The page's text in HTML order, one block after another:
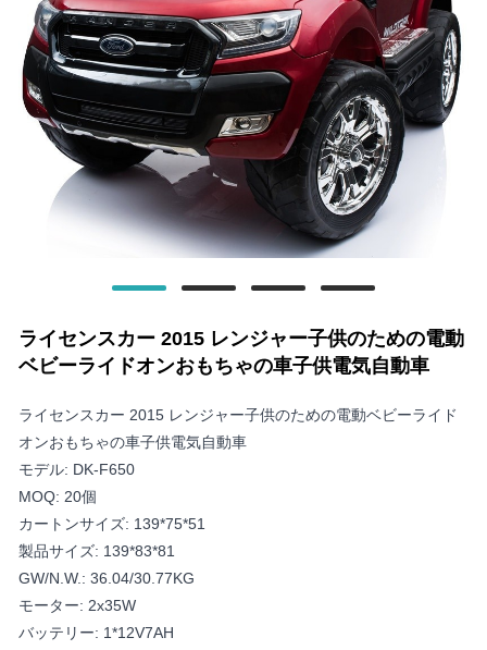
ライセンスカー 2015 レンジャー子供のための電動
ベビーライドオンおもちゃの車子供電気自動車
ライセンスカー 2015 レンジャー子供のための電動ベビーライド
オンおもちゃの車子供電気自動車
モデル: DK-F650
MOQ: 20個
カートンサイズ: 139*75*51
製品サイズ: 139*83*81
GW/N.W.: 36.04/30.77KG
モーター: 2x35W
バッテリー: 1*12V7AH